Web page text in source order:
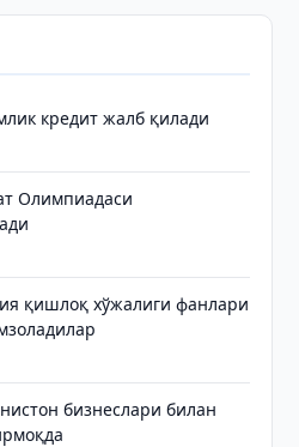
кредит жалб қилади
Олимпиадаси
қишлоқ хўжалиги фанлари
бизнеслари билан